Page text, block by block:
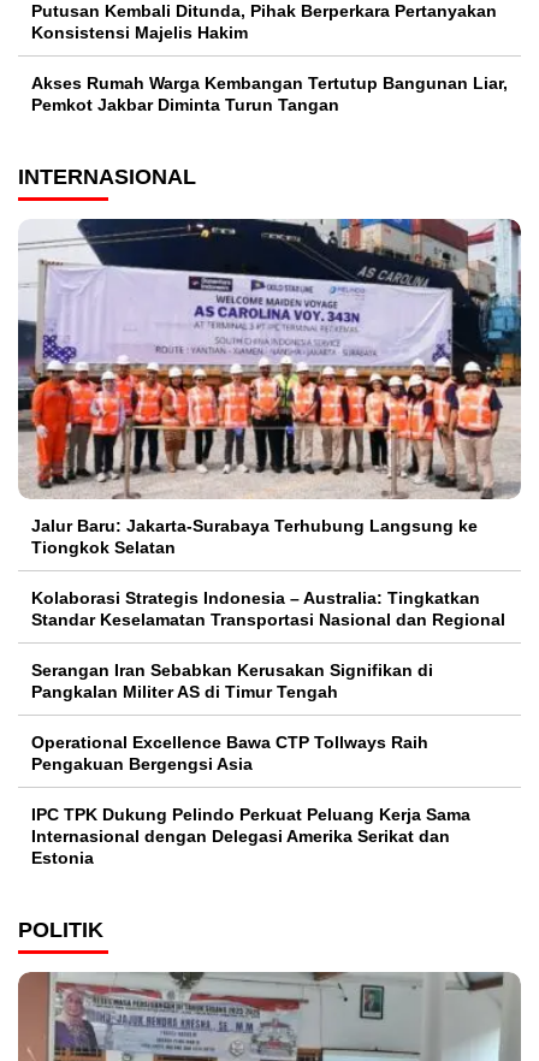
Putusan Kembali Ditunda, Pihak Berperkara Pertanyakan
Konsistensi Majelis Hakim
Akses Rumah Warga Kembangan Tertutup Bangunan Liar,
Pemkot Jakbar Diminta Turun Tangan
INTERNASIONAL
Jalur Baru: Jakarta-Surabaya Terhubung Langsung ke
Tiongkok Selatan
Kolaborasi Strategis Indonesia – Australia: Tingkatkan
Standar Keselamatan Transportasi Nasional dan Regional
Serangan Iran Sebabkan Kerusakan Signifikan di
Pangkalan Militer AS di Timur Tengah
Operational Excellence Bawa CTP Tollways Raih
Pengakuan Bergengsi Asia
IPC TPK Dukung Pelindo Perkuat Peluang Kerja Sama
Internasional dengan Delegasi Amerika Serikat dan
Estonia
POLITIK